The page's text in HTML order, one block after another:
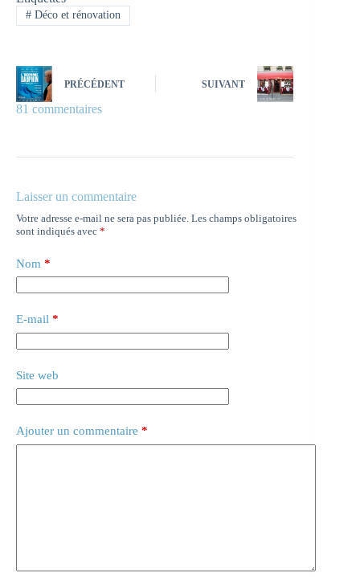
#Déco et rénovation
PRÉCÉDENT SUIVANT
81 commentaires
Laisser un commentaire
Votre adresse e-mail ne sera pas publiée. Les champs obligatoires
sont indiqués avec *
Nom *
E-mail *
Site web
Ajouter un commentaire *